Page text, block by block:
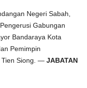
Negeri Sabah,
Gabungan
Bandaraya Kota
Pemimpin
Tien Siong. — JABATAN